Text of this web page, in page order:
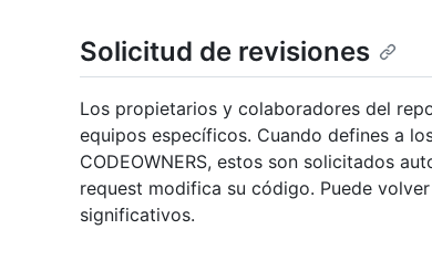
Solicitud de revisiones
Los propietarios y colaboradores del
equipos específicos. Cuando defines a
CODEOWNERS, estos son solicitados
request modifica su código. Puede
significativos.